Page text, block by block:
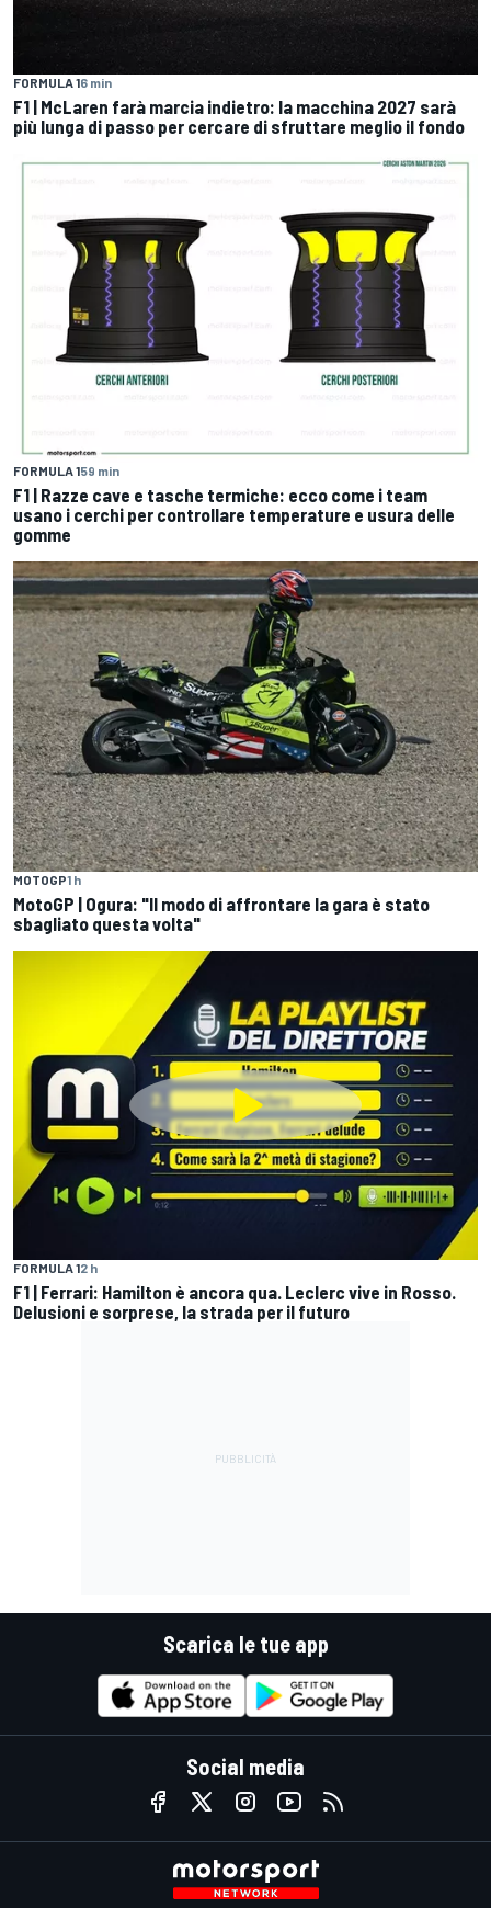
FORMULA 16 min
F1 | McLaren farà marcia indietro: la macchina 2027 sarà
più lunga di passo per cercare di sfruttare meglio il fondo
FORMULA 159 min
F1 | Razze cave e tasche termiche: ecco come i team
usano i cerchi per controllare temperature e usura delle
gomme
MOTOGP1 h
MotoGP | Ogura: "Il modo di affrontare la gara è stato
sbagliato questa volta"
FORMULA 12 h
F1 | Ferrari: Hamilton è ancora qua. Leclerc vive in Rosso.
Delusioni e sorprese, la strada per il futuro
Scarica le tue app
Social media